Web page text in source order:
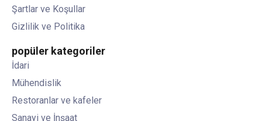
Şartlar ve Koşullar
Gizlilik ve Politika
popüler kategoriler
İdari
Mühendislik
Restoranlar ve kafeler
Sanayi ve İnşaat